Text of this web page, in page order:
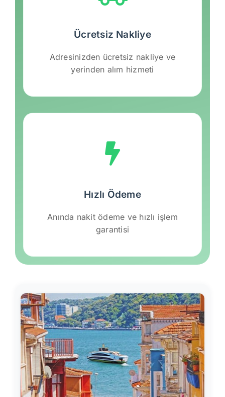
Ücretsiz Nakliye
Adresinizden ücretsiz nakliye ve
yerinden alım hizmeti
Hızlı Ödeme
Anında nakit ödeme ve hızlı işlem
garantisi